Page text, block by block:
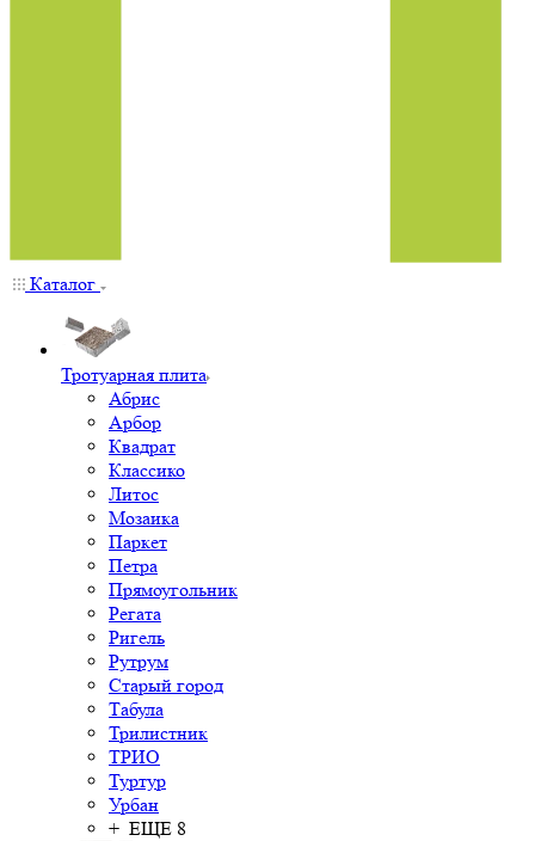
Каталог
Тротуарная плита
Абрис
Арбор
Квадрат
Классико
Литос
Мозаика
Паркет
Петра
Прямоугольник
Регата
Ригель
Рутрум
Старый город
Табула
Трилистник
ТРИО
Туртур
Урбан
+ ЕЩЕ 8